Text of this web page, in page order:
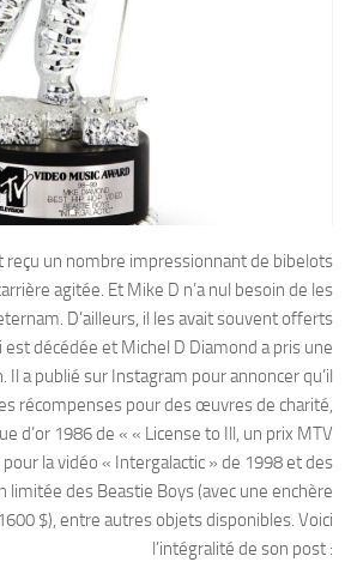
reçu un nombre impressionnant de bibelots
agitée. Et Mike D n’a nul besoin de les
D’ailleurs, il les avait souvent offerts
est décédée et Michel D Diamond a pris une
Il a publié sur Instagram pour annoncer qu’il
récompenses pour des œuvres de charité,
d’or 1986 de « « License to Ill, un prix MTV
la vidéo « Intergalactic » de 1998 et des
limitée des Beastie Boys (avec une enchère
$), entre autres objets disponibles. Voici
l’intégralité de son post :